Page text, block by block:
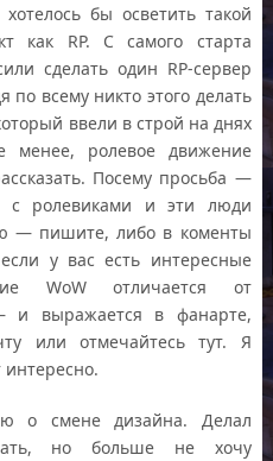
бы осветить такой
как RP. С самого старта
сделать один RP-сервер
по всему никто этого делать
ввели в строй на днях
менее, ролевое движение
Посему просьба —
с ролевиками и эти люди
— пишите, либо в коменты
у вас есть интересные
WoW отличается от
и выражается в фанарте,
или отмечайтесь тут. Я
о смене дизайна. Делал
но больше не хочу